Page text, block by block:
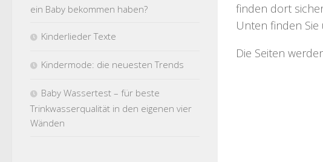
finden dort
Unten finden Sie
Die Seiten
ein Baby bekommen haben?
Kinderlieder Texte
Kindermode: die neuesten Trends
Baby Wassertest – für beste
Trinkwasserqualität in den eigenen vier
Wänden